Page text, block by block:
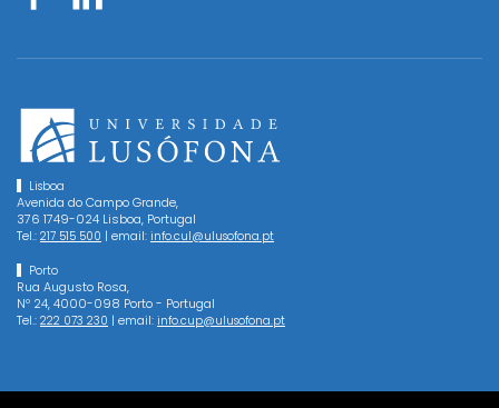
Lisboa
Avenida do Campo Grande,
376 1749-024 Lisboa, Portugal
Tel.: 217 515 500 | email: info.cul@ulusofona.pt
Porto
Rua Augusto Rosa,
Nº 24, 4000-098 Porto - Portugal
Tel.: 222 073 230 | email: info.cup@ulusofona.pt